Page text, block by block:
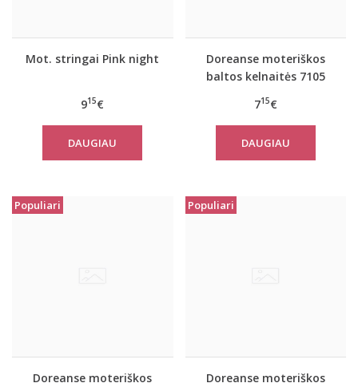
Mot. stringai Pink night
915€
DAUGIAU
Doreanse moteriškos
baltos kelnaitės 7105
715€
DAUGIAU
Populiari
Doreanse moteriškos
Populiari
Doreanse moteriškos